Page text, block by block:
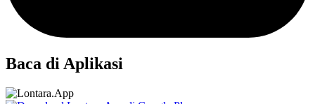
Baca di Aplikasi